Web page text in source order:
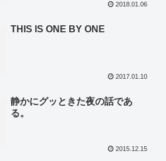
2018.01.06
THIS IS ONE BY ONE
2017.01.10
静かにグッときた夜の話であ
る。
2015.12.15